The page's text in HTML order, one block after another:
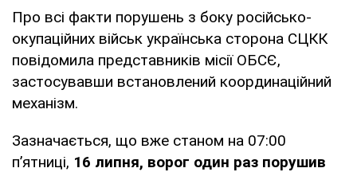
Про всі факти порушень з боку російсько-
окупаційних військ українська сторона СЦКК
повідомила представників місії ОБСЄ,
застосувавши встановлений координаційний
механізм.
Зазначається, що вже станом на 07:00
п’ятниці, 16 липня, ворог один раз порушив